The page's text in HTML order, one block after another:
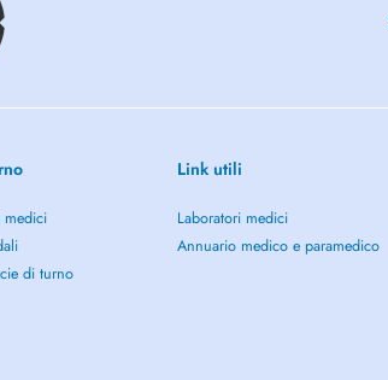
medici
di turno
Link utili
Laboratori medici
Annuario medico e paramedico